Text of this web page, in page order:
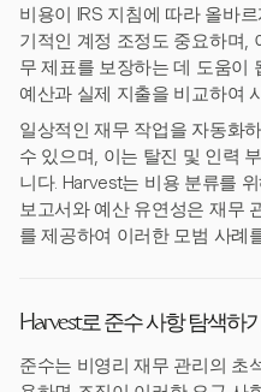
비용이 IRS 지침에 따라 올바
기적인 계정 조정도 중요하며,
무 제표를 보장하는 데 도움이
예산과 실제 지출을 비교하여
일상적인 재무 작업을 자동화
수 있으며, 이는 탈진 및 인력
니다. Harvest는 비용 분류를
보고서와 예산 유연성은 재무
를 제공하여 이러한 모범 사례
Harvest로 준수 사항 탐색하기
준수는 비영리 재무 관리의 초